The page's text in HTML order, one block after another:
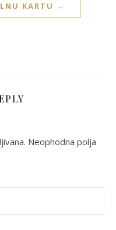
KARTU →
Neophodna polja